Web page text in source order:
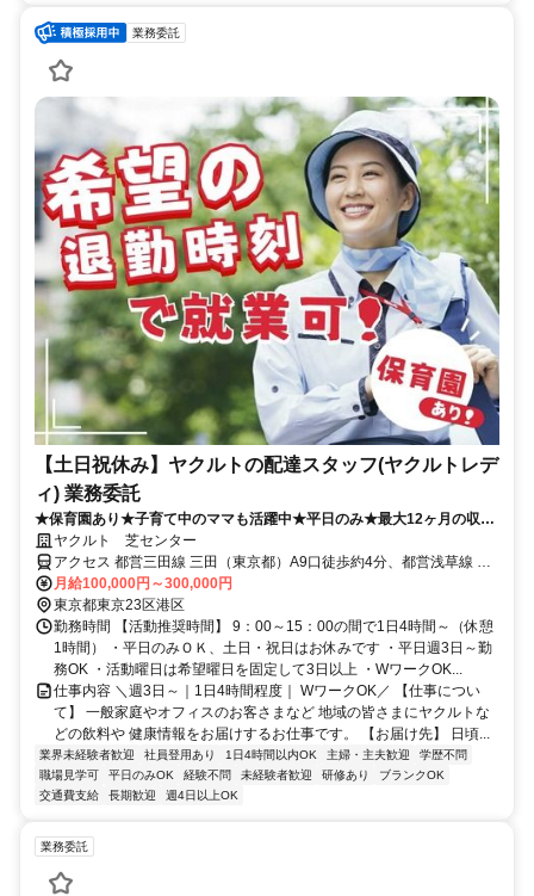
業務委託
【土日祝休み】ヤクルトの配達スタッフ(ヤクルトレデ
ィ) 業務委託
★保育園あり★子育て中のママも活躍中★平日のみ★最大12ヶ月の収入
補償あり
ヤクルト 芝センター
アクセス 都営三田線 三田（東京都）A9口徒歩約4分、都営浅草線 三
田（東京都）A9口徒歩約4分、ＪＲ山手線 田町（東京都）三田口(西
口)徒歩約8分
月給100,000円～300,000円
東京都東京23区港区
勤務時間 【活動推奨時間】 9：00～15：00の間で1日4時間～（休憩
1時間） ・平日のみＯＫ、土日・祝日はお休みです ・平日週3日～勤
務OK ・活動曜日は希望曜日を固定して3日以上 ・WワークOK...
仕事内容 ＼週3日～｜1日4時間程度｜ WワークOK／ 【仕事につい
て】 一般家庭やオフィスのお客さまなど 地域の皆さまにヤクルトな
どの飲料や 健康情報をお届けするお仕事です。 【お届け先】 日頃...
業界未経験者歓迎 社員登用あり 1日4時間以内OK 主婦・主夫歓迎
学歴不問
職場見学可
平日のみOK 経験不問 未経験者歓迎 研修あり
ブランクOK
交通費支給
長期歓迎 週4日以上OK
業務委託